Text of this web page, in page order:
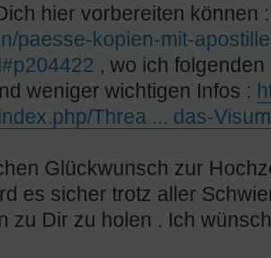
hier vorbereiten können
paesse-kopien-mit-
, wo ich
weniger wichtigen Infos :
Threa ... das-
Glückwunsch zur
es sicher trotz aller
zu Dir zu holen . Ich